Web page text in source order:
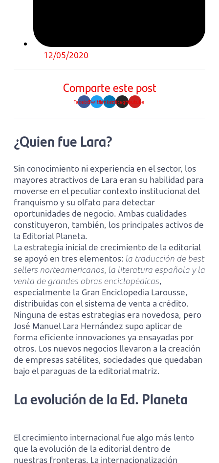
12/05/2020
Comparte este post
FacebookTwitterLinkedinInstagramYoutube
¿Quien fue Lara?
Sin conocimiento ni experiencia en el sector, los
mayores atractivos de Lara eran su habilidad para
moverse en el peculiar contexto institucional del
franquismo y su olfato para detectar
oportunidades de negocio. Ambas cualidades
constituyeron, también, los principales activos de
la Editorial Planeta.
La estrategia inicial de crecimiento de la editorial
se apoyó en tres elementos: la traducción de best
sellers norteamericanos, la literatura española y la
venta de grandes obras enciclopédicas,
especialmente la Gran Enciclopedia Larousse,
distribuidas con el sistema de venta a crédito.
Ninguna de estas estrategias era novedosa, pero
José Manuel Lara Hernández supo aplicar de
forma eficiente innovaciones ya ensayadas por
otros. Los nuevos negocios llevaron a la creación
de empresas satélites, sociedades que quedaban
bajo el paraguas de la editorial matriz.
La evolución de la Ed. Planeta
El crecimiento internacional fue algo más lento
que la evolución de la editorial dentro de
nuestras fronteras. La internacionalización